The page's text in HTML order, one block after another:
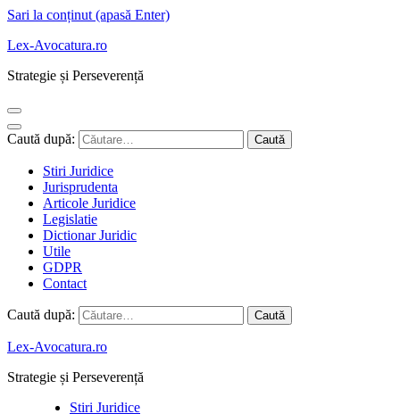
Sari la conținut (apasă Enter)
Lex-Avocatura.ro
Strategie și Perseverență
Caută după:
Stiri Juridice
Jurisprudenta
Articole Juridice
Legislatie
Dictionar Juridic
Utile
GDPR
Contact
Caută după:
Lex-Avocatura.ro
Strategie și Perseverență
Stiri Juridice